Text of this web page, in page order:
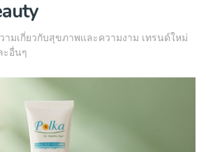
ามเกี่ยวกับสุขภาพและความงาม เทรนด์ใหม่
ะอื่นๆ